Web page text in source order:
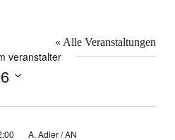
« Alle Veranstaltungen
veranstalter
A. Adler / AN